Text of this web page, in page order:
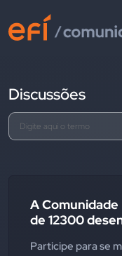
Discussões
A
de 12300
Participe para se